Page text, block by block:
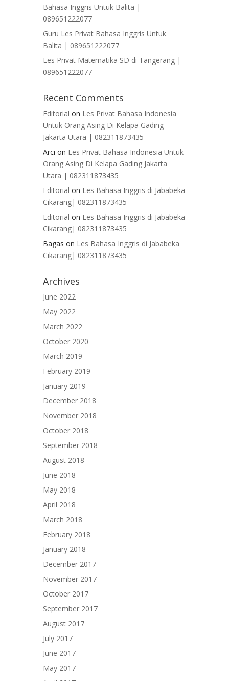
Bahasa Inggris Untuk Balita |
089651222077
Guru Les Privat Bahasa Inggris Untuk
Balita | 089651222077
Les Privat Matematika SD di Tangerang |
089651222077
Recent Comments
Editorial on Les Privat Bahasa Indonesia
Untuk Orang Asing Di Kelapa Gading
Jakarta Utara | 082311873435
Arci on Les Privat Bahasa Indonesia Untuk
Orang Asing Di Kelapa Gading Jakarta
Utara | 082311873435
Editorial on Les Bahasa Inggris di Jababeka
Cikarang| 082311873435
Editorial on Les Bahasa Inggris di Jababeka
Cikarang| 082311873435
Bagas on Les Bahasa Inggris di Jababeka
Cikarang| 082311873435
Archives
June 2022
May 2022
March 2022
October 2020
March 2019
February 2019
January 2019
December 2018
November 2018
October 2018
September 2018
August 2018
June 2018
May 2018
April 2018
March 2018
February 2018
January 2018
December 2017
November 2017
October 2017
September 2017
August 2017
July 2017
June 2017
May 2017